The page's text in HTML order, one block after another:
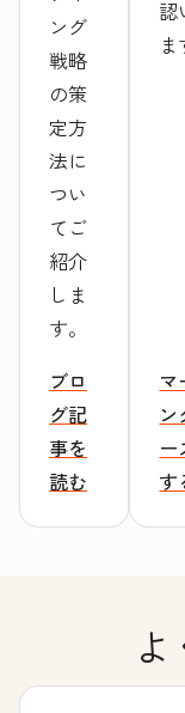
ング
戦略
の策
定方
法に
つい
てご
紹介
しま
す。
ブロ
グ記
事を
読む
認
ま
マ
ン
ー
す